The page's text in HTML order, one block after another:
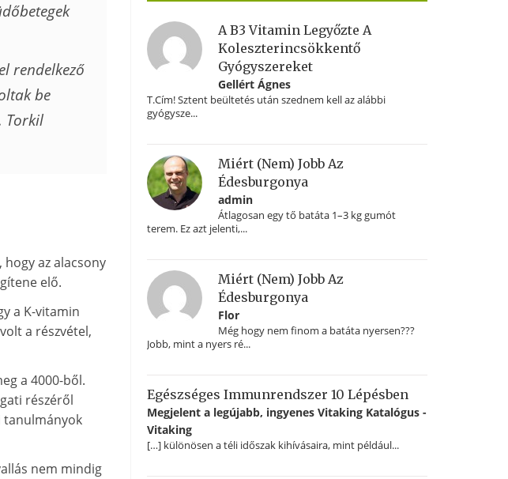
rendelkező
be
Torkil
az alacsony
elő.
a K-vitamin
a részvétel,
a 4000-ből.
részéről
tanulmányok
nem mindig
A B3 Vitamin Legyőzte A
Koleszterincsökkentő
Gyógyszereket
Gellért Ágnes
T.Cím! Sztent beültetés után szednem kell az alábbi
gyógysze...
Miért (nem) Jobb Az
Édesburgonya
admin
Átlagosan egy tő batáta 1–3 kg gumót
terem. Ez azt jelenti,...
Miért (nem) Jobb Az
Édesburgonya
Flor
Még hogy nem finom a batáta nyersen???
Jobb, mint a nyers ré...
Egészséges Immunrendszer 10 Lépésben
Megjelent a legújabb, ingyenes Vitaking Katalógus -
Vitaking
[…] különösen a téli időszak kihívásaira, mint például...